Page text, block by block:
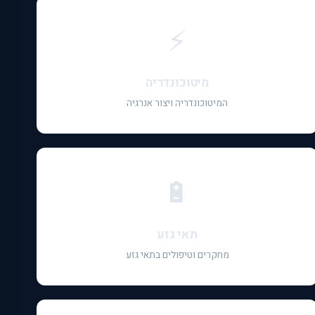
⚡
מיטוכונדריה
המיטוכונדריה ויצור אנרגיה
🔋
תאי גזע
מחקרים וטיפולים בתאי גזע